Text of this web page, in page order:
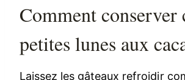
Comment conserver
petites lunes aux
Laissez les gâteaux refroidir